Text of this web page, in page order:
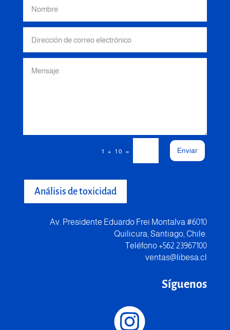
1 + 10 = Enviar
Análisis de toxicidad
Av. Presidente Eduardo Frei Montalva #6010
Quilicura, Santiago, Chile.
Teléfono +562 23967100
ventas@libesa.cl
Síguenos